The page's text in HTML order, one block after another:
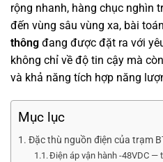
rộng nhanh, hàng chục nghìn
đến vùng sâu vùng xa, bài toán
thông đang được đặt ra với
không chỉ về độ tin cậy mà
và khả năng tích hợp năng
Mục lục
Đặc thù nguồn điện của trạm
Điện áp vận hành -48VDC —